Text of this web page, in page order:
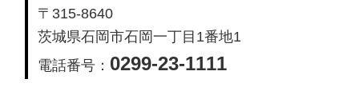
〒315-8640
茨城県石岡市石岡一丁目1番地1
電話番号： 0299-23-1111